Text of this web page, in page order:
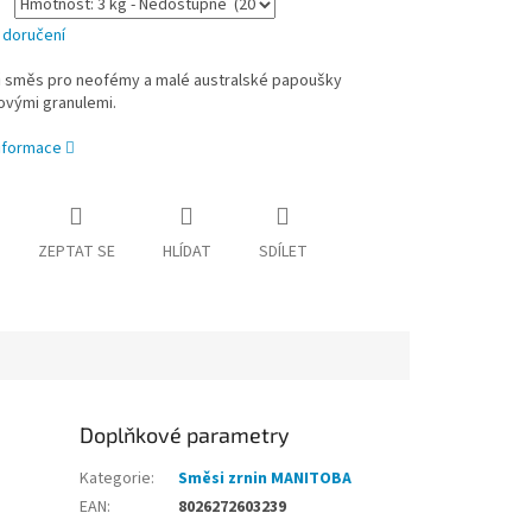
směs pro neofémy a malé australské papoušky
granulemi.
ZEPTAT SE HLÍDAT SDÍLET
Doplňkové parametry
Kategorie:
Směsi zrnin MANITOBA
EAN: 8026272603239